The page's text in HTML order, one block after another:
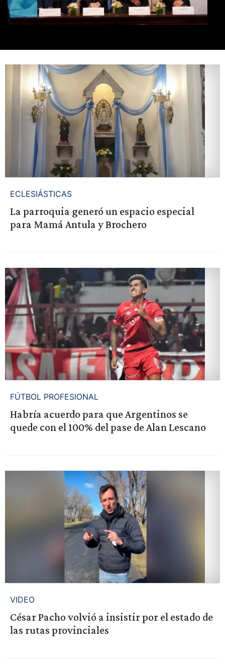
ECLESIÁSTICAS
La parroquia generó un espacio especial
para Mamá Antula y Brochero
FÚTBOL PROFESIONAL
Habría acuerdo para que Argentinos se
quede con el 100% del pase de Alan Lescano
VIDEO
César Pacho volvió a insistir por el estado de
las rutas provinciales